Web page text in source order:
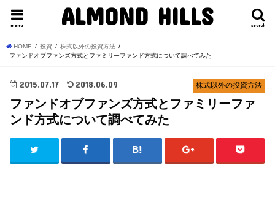
ALMOND HILLS search
menu
HOME 投資
株式以外の投資方法
ファンドオブファンズ方式とファミリーファンド方式について調べてみた
株式以外の投資方法
2015.07.17 2018.06.09
ファンドオブファンズ方式とファミリーファ
ンド方式について調べてみた